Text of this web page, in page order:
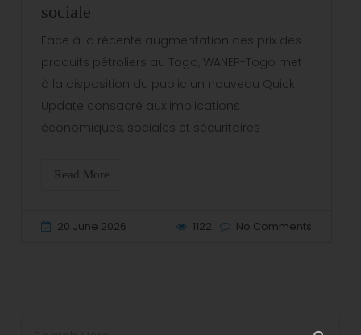
sociale
Face à la récente augmentation des prix des
produits pétroliers au Togo, WANEP-Togo met
à la disposition du public un nouveau Quick
Update consacré aux implications
économiques, sociales et sécuritaires
Read More
20 June 2026 1122 No Comments